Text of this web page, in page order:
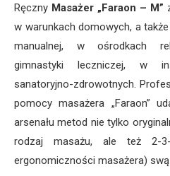
Ręczny Masażer „Faraon – M”
w warunkach domowych, a
manualnej, w ośrodkach
gimnastyki leczniczej, w
sanatoryjno-zdrowotnych.
pomocy masażera „Faraon”
arsenału metod nie tylko
rodzaj masażu, ale też 2-3-
ergonomiczności masażera)